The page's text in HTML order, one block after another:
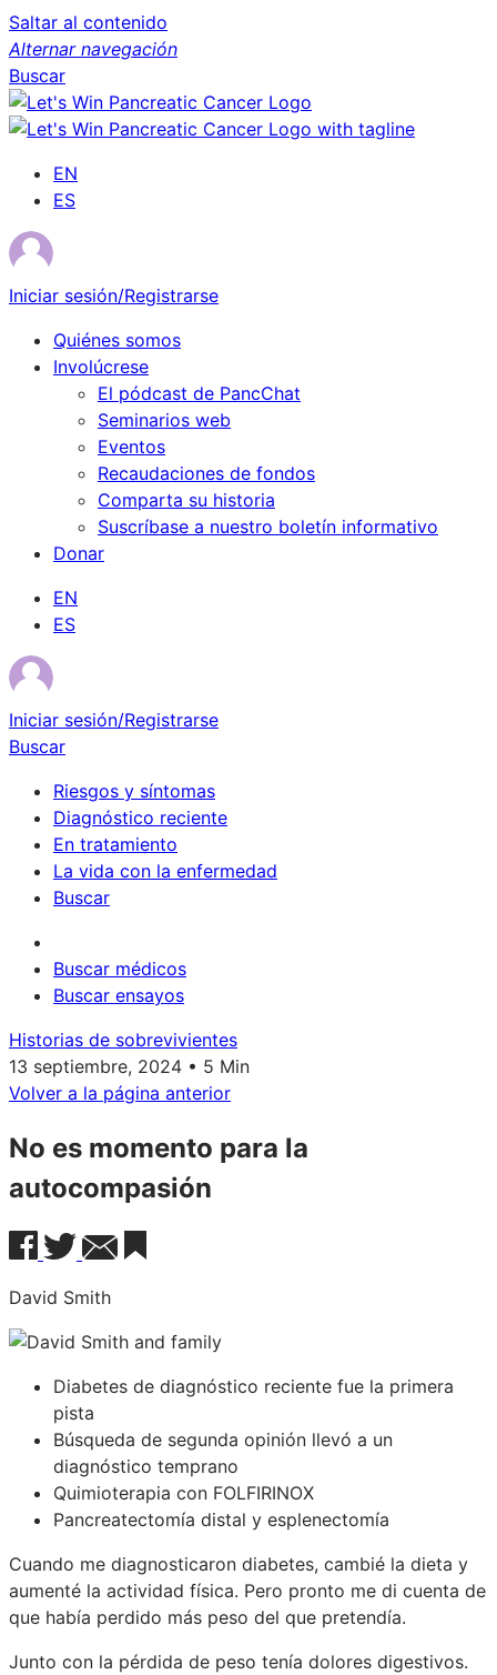
Saltar al contenido
Alternar navegación
Buscar
EN
ES
Iniciar sesión/Registrarse
Quiénes somos
Involúcrese
El pódcast de PancChat
Seminarios web
Eventos
Recaudaciones de fondos
Comparta su historia
Suscríbase a nuestro boletín informativo
Donar
EN
ES
Iniciar sesión/Registrarse
Buscar
Riesgos y síntomas
Diagnóstico reciente
En tratamiento
La vida con la enfermedad
Buscar
Buscar médicos
Buscar ensayos
Historias de sobrevivientes
13 septiembre, 2024 • 5 Min
Volver a la página anterior
No es momento para la
autocompasión
David Smith
Diabetes de diagnóstico reciente fue la primera
pista
Búsqueda de segunda opinión llevó a un
diagnóstico temprano
Quimioterapia con FOLFIRINOX
Pancreatectomía distal y esplenectomía
Cuando me diagnosticaron diabetes, cambié la dieta y
aumenté la actividad física. Pero pronto me di cuenta de
que había perdido más peso del que pretendía.
Junto con la pérdida de peso tenía dolores digestivos.